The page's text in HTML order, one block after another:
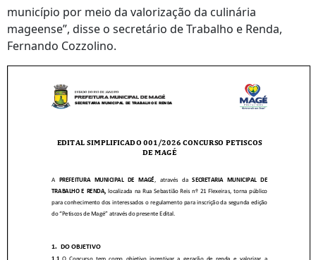
município por meio da valorização da culinária
mageense”, disse o secretário de Trabalho e Renda,
Fernando Cozzolino.